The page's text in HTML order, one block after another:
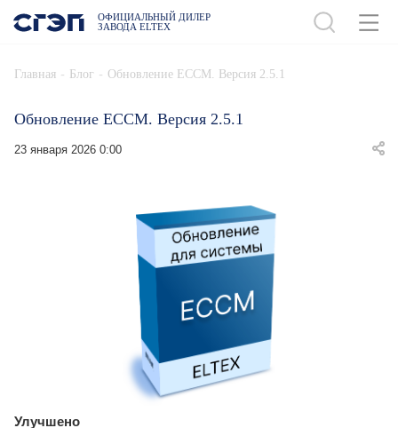
ОФИЦИАЛЬНЫЙ ДИЛЕР
ЗАВОДА ELTEX
Главная - Блог - Обновление ECCM. Версия 2.5.1
Обновление ECCM. Версия 2.5.1
23 января 2026 0:00
Улучшено